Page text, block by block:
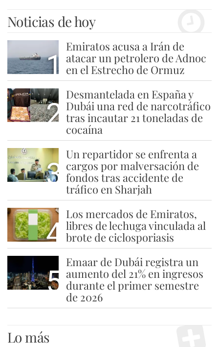
Noticias de hoy
1
Emiratos acusa a Irán de
atacar un petrolero de Adnoc
en el Estrecho de Ormuz
2
Desmantelada en España y
Dubái una red de narcotráfico
tras incautar 21 toneladas de
cocaína
3
Un repartidor se enfrenta a
cargos por malversación de
fondos tras accidente de
tráfico en Sharjah
4
Los mercados de Emiratos,
libres de lechuga vinculada al
brote de ciclosporiasis
5
Emaar de Dubái registra un
aumento del 21% en ingresos
durante el primer semestre
de 2026
Lo más